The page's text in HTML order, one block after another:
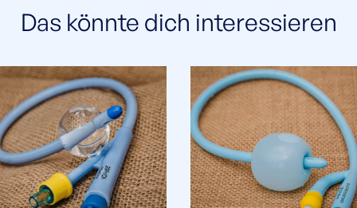
Das könnte dich interessieren